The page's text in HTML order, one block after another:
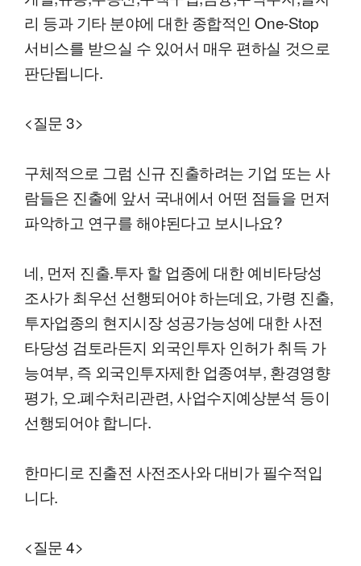
리 등과 기타 분야에 대한 종합적인 One-Stop
서비스를 받으실 수 있어서 매우 편하실 것으로
판단됩니다.
<질문 3>
구체적으로 그럼 신규 진출하려는 기업 또는 사
람들은 진출에 앞서 국내에서 어떤 점들을 먼저
파악하고 연구를 해야된다고 보시나요?
네, 먼저 진출.투자 할 업종에 대한 예비타당성
조사가 최우선 선행되어야 하는데요, 가령 진출,
투자업종의 현지시장 성공가능성에 대한 사전
타당성 검토라든지 외국인투자 인허가 취득 가
능여부, 즉 외국인투자제한 업종여부, 환경영향
평가, 오.폐수처리관련, 사업수지예상분석 등이
선행되어야 합니다.
한마디로 진출전 사전조사와 대비가 필수적입
니다.
<질문 4>